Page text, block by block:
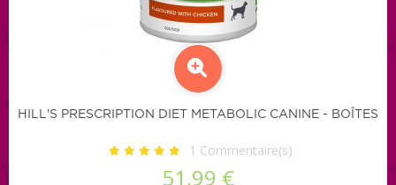
HILL'S PRESCRIPTION DIET METABOLIC CANINE - BOÎTES
1 Commentaire(s)
51,99 €